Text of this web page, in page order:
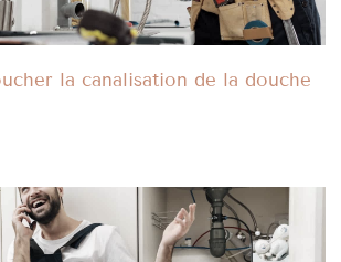
la canalisation de la douche